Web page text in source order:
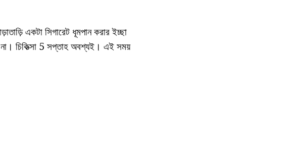
একটা সিগারেট ধূমপান করার ইচ্ছা
চিকিত্সা 5 সপ্তাহ অবশ্যই। এই সময়